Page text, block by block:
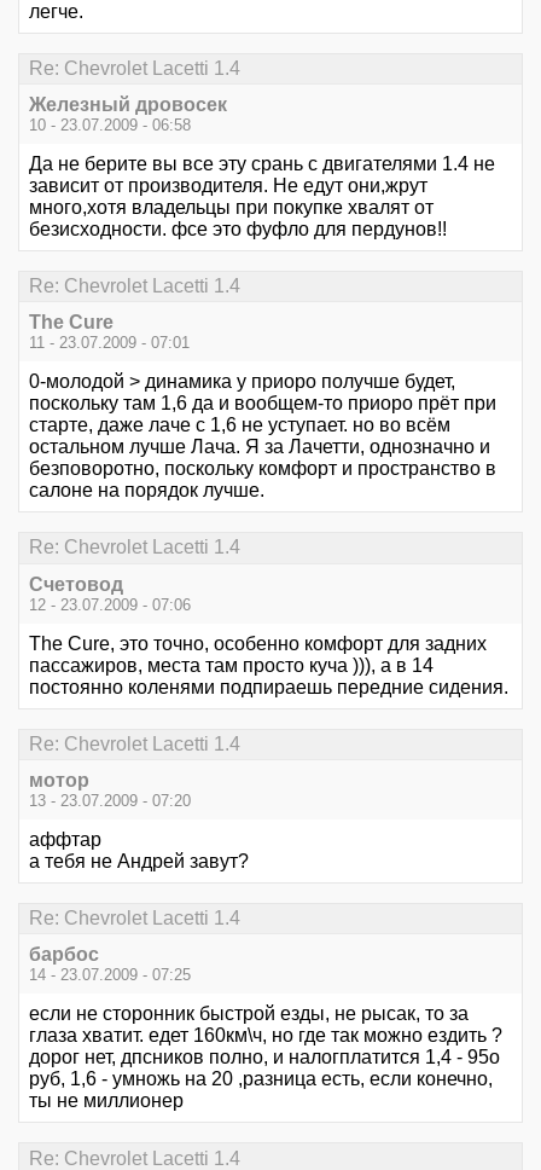
легче.
Re: Chevrolet Lacetti 1.4
Железный дровосек
10 - 23.07.2009 - 06:58
Да не берите вы все эту срань с двигателями 1.4 не
зависит от производителя. Не едут они,жрут
много,хотя владельцы при покупке хвалят от
безисходности. фсе это фуфло для пердунов!!
Re: Chevrolet Lacetti 1.4
The Cure
11 - 23.07.2009 - 07:01
0-молодой > динамика у приоро получше будет,
поскольку там 1,6 да и вообщем-то приоро прёт при
старте, даже лаче с 1,6 не уступает. но во всём
остальном лучше Лача. Я за Лачетти, однозначно и
безповоротно, поскольку комфорт и пространство в
салоне на порядок лучше.
Re: Chevrolet Lacetti 1.4
Счетовод
12 - 23.07.2009 - 07:06
The Cure, это точно, особенно комфорт для задних
пассажиров, места там просто куча ))), а в 14
постоянно коленями подпираешь передние сидения.
Re: Chevrolet Lacetti 1.4
мотор
13 - 23.07.2009 - 07:20
аффтар
а тебя не Андрей завут?
Re: Chevrolet Lacetti 1.4
барбос
14 - 23.07.2009 - 07:25
если не сторонник быстрой езды, не рысак, то за
глаза хватит. едет 160км\ч, но где так можно ездить ?
дорог нет, дпсников полно, и налогплатится 1,4 - 95о
руб, 1,6 - умножь на 20 ,разница есть, если конечно,
ты не миллионер
Re: Chevrolet Lacetti 1.4